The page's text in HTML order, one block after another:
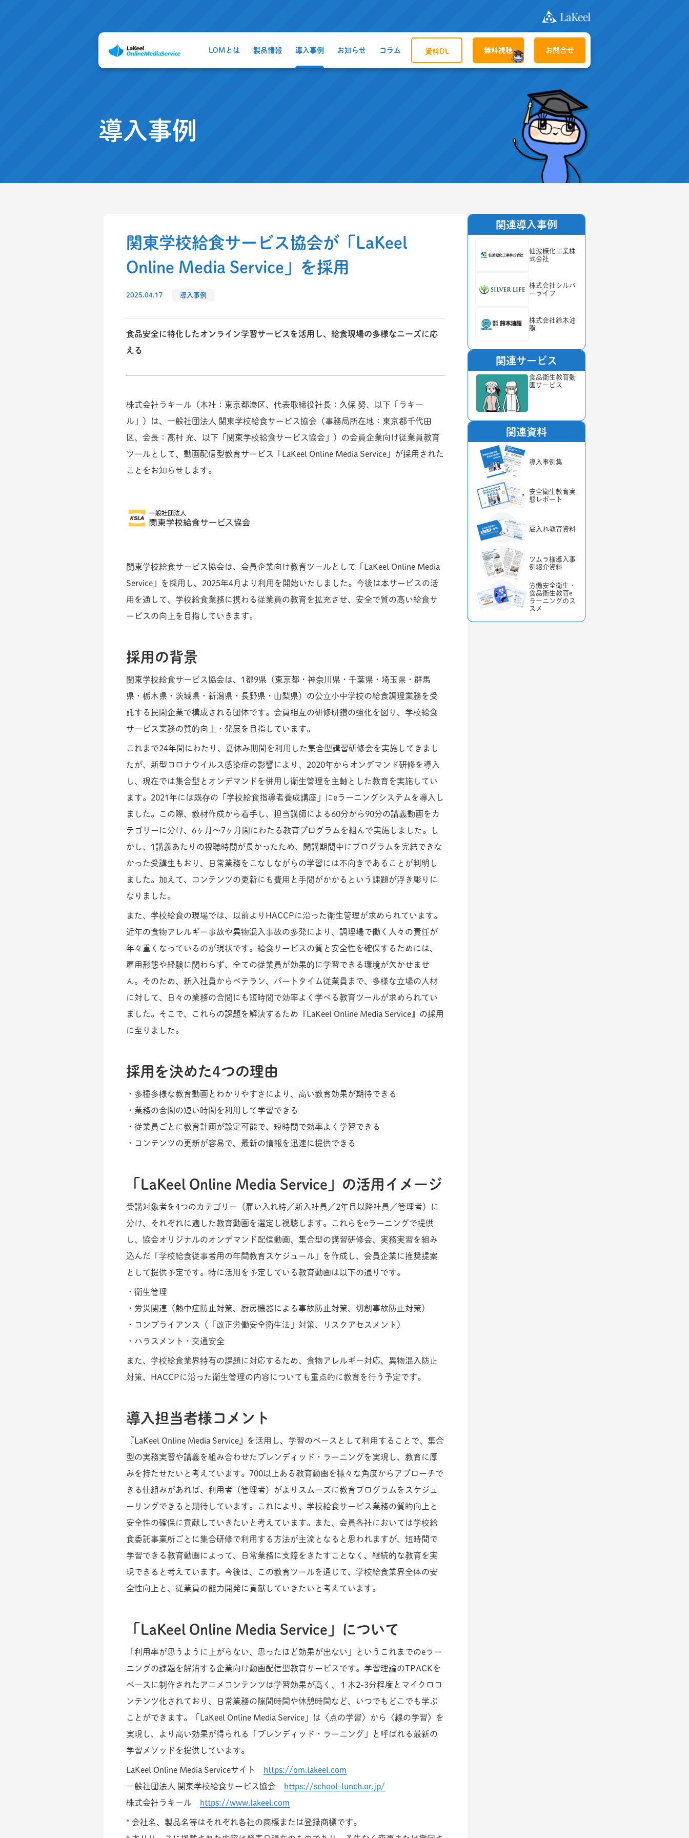
LOMとは 製品情報 導入事例 お知らせ コラム 資料DL 無料視聴 お問合せ
導入事例
関東学校給食サービス協会が「LaKeel
Online Media Service」を採用
2025.04.17 導入事例
食品安全に特化したオンライン学習サービスを活用し、給食現場の多様なニーズに応
える
株式会社ラキール（本社：東京都港区、代表取締役社長：久保 努、以下「ラキー
ル」）は、一般社団法人 関東学校給食サービス協会（事務局所在地：東京都千代田
区、会長：高村 充、以下「関東学校給食サービス協会」）の会員企業向け従業員教育
ツールとして、動画配信型教育サービス「LaKeel Online Media Service」が採用された
ことをお知らせします。
関東学校給食サービス協会は、会員企業向け教育ツールとして「LaKeel Online Media
Service」を採用し、2025年4月より利用を開始いたしました。今後は本サービスの活
用を通して、学校給食業務に携わる従業員の教育を拡充させ、安全で質の高い給食サ
ービスの向上を目指していきます。
採用の背景
関東学校給食サービス協会は、1都9県（東京都・神奈川県・千葉県・埼玉県・群馬
県・栃木県・茨城県・新潟県・長野県・山梨県）の公立小中学校の給食調理業務を受
託する民間企業で構成される団体です。会員相互の研修研鑽の強化を図り、学校給食
サービス業務の質的向上・発展を目指しています。
これまで24年間にわたり、夏休み期間を利用した集合型講習研修会を実施してきまし
たが、新型コロナウイルス感染症の影響により、2020年からオンデマンド研修を導入
し、現在では集合型とオンデマンドを併用し衛生管理を主軸とした教育を実施してい
ます。2021年には既存の「学校給食指導者養成講座」にeラーニングシステムを導入し
ました。この際、教材作成から着手し、担当講師による60分から90分の講義動画をカ
テゴリーに分け、6ヶ月～7ヶ月間にわたる教育プログラムを組んで実施しました。し
かし、1講義あたりの視聴時間が長かったため、開講期間中にプログラムを完結できな
かった受講生もおり、日常業務をこなしながらの学習には不向きであることが判明し
ました。加えて、コンテンツの更新にも費用と手間がかかるという課題が浮き彫りに
なりました。
また、学校給食の現場では、以前よりHACCPに沿った衛生管理が求められています。
近年の食物アレルギー事故や異物混入事故の多発により、調理場で働く人々の責任が
年々重くなっているのが現状です。給食サービスの質と安全性を確保するためには、
雇用形態や経験に関わらず、全ての従業員が効果的に学習できる環境が欠かせませ
ん。そのため、新入社員からベテラン、パートタイム従業員まで、多様な立場の人材
に対して、日々の業務の合間にも短時間で効率よく学べる教育ツールが求められてい
ました。そこで、これらの課題を解決するため『LaKeel Online Media Service』の採用
に至りました。
採用を決めた4つの理由
・多種多様な教育動画とわかりやすさにより、高い教育効果が期待できる
・業務の合間の短い時間を利用して学習できる
・従業員ごとに教育計画が設定可能で、短時間で効率よく学習できる
・コンテンツの更新が容易で、最新の情報を迅速に提供できる
「LaKeel Online Media Service」の活用イメージ
受講対象者を4つのカテゴリー（雇い入れ時／新入社員／2年目以降社員／管理者）に
分け、それぞれに適した教育動画を選定し視聴します。これらをeラーニングで提供
し、協会オリジナルのオンデマンド配信動画、集合型の講習研修会、実務実習を組み
込んだ「学校給食従事者用の年間教育スケジュール」を作成し、会員企業に推奨提案
として提供予定です。特に活用を予定している教育動画は以下の通りです。
・衛生管理
・労災関連（熱中症防止対策、厨房機器による事故防止対策、切創事故防止対策）
・コンプライアンス（「改正労働安全衛生法」対策、リスクアセスメント）
・ハラスメント・交通安全
また、学校給食業界特有の課題に対応するため、食物アレルギー対応、異物混入防止
対策、HACCPに沿った衛生管理の内容についても重点的に教育を行う予定です。
導入担当者様コメント
『LaKeel Online Media Service』を活用し、学習のベースとして利用することで、集合
型の実務実習や講義を組み合わせたブレンディッド・ラーニングを実現し、教育に厚
みを持たせたいと考えています。700以上ある教育動画を様々な角度からアプローチで
きる仕組みがあれば、利用者（管理者）がよりスムーズに教育プログラムをスケジュ
ーリングできると期待しています。これにより、学校給食サービス業務の質的向上と
安全性の確保に貢献していきたいと考えています。また、会員各社においては学校給
食委託事業所ごとに集合研修で利用する方法が主流となると思われますが、短時間で
学習できる教育動画によって、日常業務に支障をきたすことなく、継続的な教育を実
現できると考えています。今後は、この教育ツールを通じて、学校給食業界全体の安
全性向上と、従業員の能力開発に貢献していきたいと考えています。
「LaKeel Online Media Service」について
「利用率が思うように上がらない、思ったほど効果が出ない」というこれまでのeラー
ニングの課題を解消する企業向け動画配信型教育サービスです。学習理論のTPACKを
ベースに制作されたアニメコンテンツは学習効果が高く、１本2-3分程度とマイクロコ
ンテンツ化されており、日常業務の隙間時間や休憩時間など、いつでもどこでも学ぶ
ことができます。「LaKeel Online Media Service」は〈点の学習〉から〈線の学習〉を
実現し、より高い効果が得られる「ブレンディッド・ラーニング」と呼ばれる最新の
学習メソッドを提供しています。
LaKeel Online Media Serviceサイト https://om.lakeel.com
一般社団法人 関東学校給食サービス協会 https://school-lunch.or.jp/
株式会社ラキール https://www.lakeel.com
* 会社名、製品名等はそれぞれ各社の商標または登録商標です。
関連導入事例
仙波糖化工業株
式会社
株式会社シルバ
ーライフ
株式会社鈴木油
脂
関連サービス
食品衛生教育動
画サービス
関連資料
導入事例集
安全衛生教育実
態レポート
雇入れ教育資料
ツムラ様導入事
例紹介資料
労働安全衛生・
食品衛生教育e
ラーニングのス
スメ